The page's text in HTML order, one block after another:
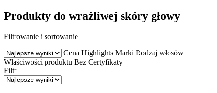
Produkty do wrażliwej skóry głowy
Filtrowanie i sortowanie
Cena Highlights Marki Rodzaj włosów
Właściwości produktu Bez Certyfikaty
Filtr